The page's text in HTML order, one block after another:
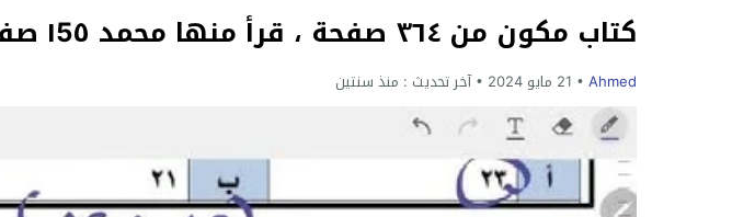
كتاب مكون من ٣٦٤ صفحة ، قرأ منها محمد ١5٥ صفحة . فكم صفحة
Ahmed 21 مايو 2024 آخر تحديث : منذ سنتين